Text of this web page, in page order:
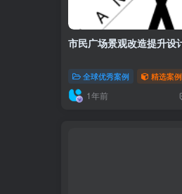
市民广场景观改造提升设
全球优秀案例 精选案例
1年前